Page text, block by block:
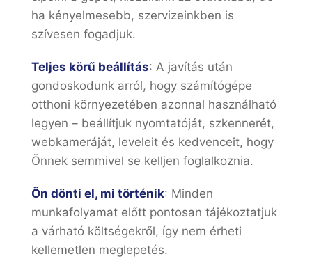
ha kényelmesebb, szervizeinkben is
szívesen fogadjuk.
Teljes körű beállítás: A javítás után
gondoskodunk arról, hogy számítógépe
otthoni környezetében azonnal használható
legyen – beállítjuk nyomtatóját, szkennerét,
webkameráját, leveleit és kedvenceit, hogy
Önnek semmivel se kelljen foglalkoznia.
Ön dönti el, mi történik: Minden
munkafolyamat előtt pontosan tájékoztatjuk
a várható költségekről, így nem érheti
kellemetlen meglepetés.